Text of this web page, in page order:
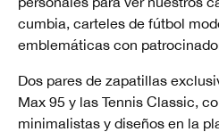
cumbia, carteles de fútbol
emblemáticas con
Dos pares de zapatillas
Max 95 y las Tennis Classic,
minimalistas y diseños en la